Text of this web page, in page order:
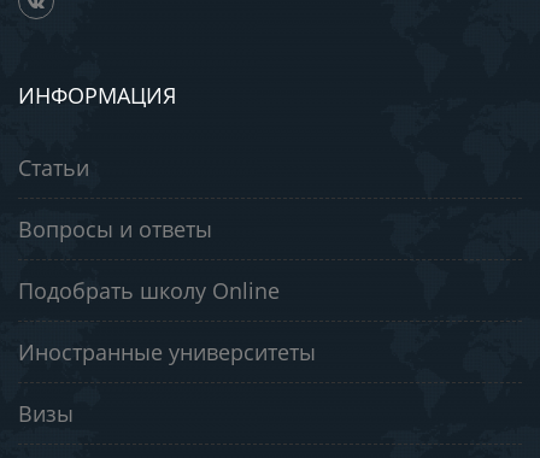
ИНФОРМАЦИЯ
Статьи
Вопросы и ответы
Подобрать школу Online
Иностранные университеты
Визы